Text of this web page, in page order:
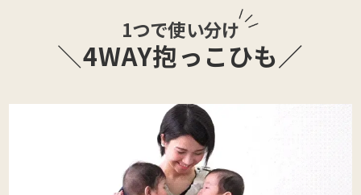
1つで使い分け
4WAY抱っこひも